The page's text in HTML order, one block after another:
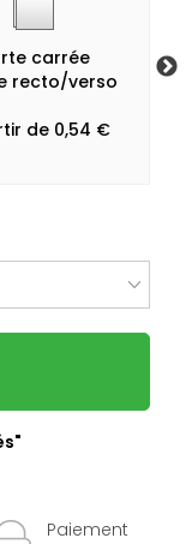
carrée
recto/verso
de 0,54 €
Paiement